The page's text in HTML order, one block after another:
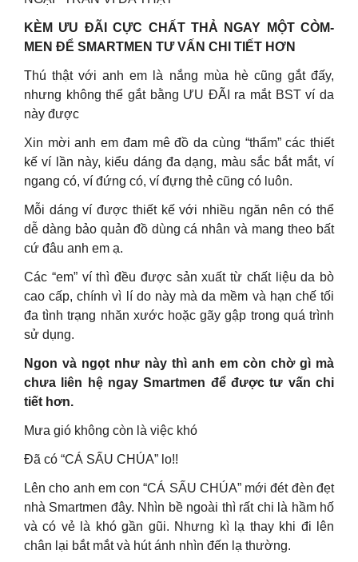
KÈM ƯU ĐÃI CỰC CHẤT THẢ NGAY MỘT CÒM-
MEN ĐỂ SMARTMEN TƯ VẤN CHI TIẾT HƠN
Thú thật với anh em là nắng mùa hè cũng gắt đấy,
nhưng không thể gắt bằng ƯU ĐÃI ra mắt BST ví da
này được
Xin mời anh em đam mê đồ da cùng “thẩm” các thiết
kế ví lần này, kiểu dáng đa dạng, màu sắc bắt mắt, ví
ngang có, ví đứng có, ví đựng thẻ cũng có luôn.
Mỗi dáng ví được thiết kế với nhiều ngăn nên có thể
dễ dàng bảo quản đồ dùng cá nhân và mang theo bất
cứ đâu anh em ạ.
Các “em” ví thì đều được sản xuất từ chất liệu da bò
cao cấp, chính vì lí do này mà da mềm và hạn chế tối
đa tình trạng nhăn xước hoặc gãy gập trong quá trình
sử dụng.
Ngon và ngọt như này thì anh em còn chờ gì mà
chưa liên hệ ngay Smartmen để được tư vấn chi
tiết hơn.
Mưa gió không còn là việc khó
Đã có “CÁ SẤU CHÚA” lo!!
Lên cho anh em con “CÁ SẤU CHÚA” mới đét đèn đẹt
nhà Smartmen đây. Nhìn bề ngoài thì rất chi là hầm hố
và có vẻ là khó gần gũi. Nhưng kì lạ thay khi đi lên
chân lại bắt mắt và hút ánh nhìn đến lạ thường.